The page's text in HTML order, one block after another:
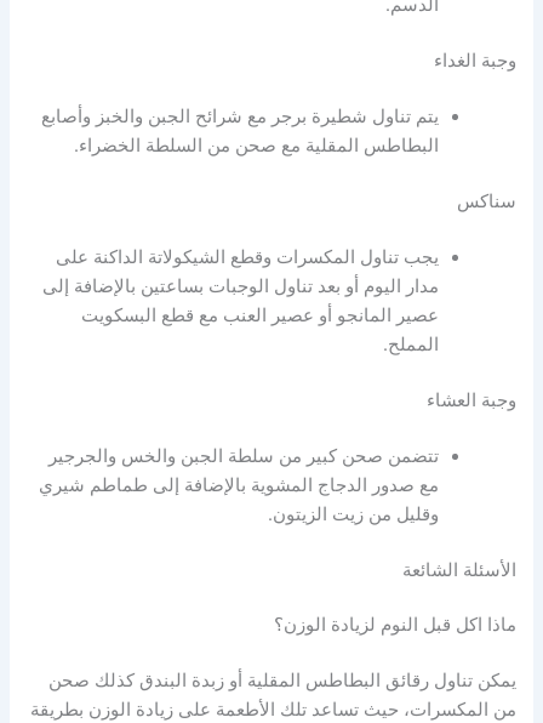
الدسم.
وجبة الغداء
يتم تناول شطيرة برجر مع شرائح الجبن والخبز وأصابع
البطاطس المقلية مع صحن من السلطة الخضراء.
سناكس
يجب تناول المكسرات وقطع الشيكولاتة الداكنة على
مدار اليوم أو بعد تناول الوجبات بساعتين بالإضافة إلى
عصير المانجو أو عصير العنب مع قطع البسكويت
المملح.
وجبة العشاء
تتضمن صحن كبير من سلطة الجبن والخس والجرجير
مع صدور الدجاج المشوية بالإضافة إلى طماطم شيري
وقليل من زيت الزيتون.
الأسئلة الشائعة
ماذا اكل قبل النوم لزيادة الوزن؟
يمكن تناول رقائق البطاطس المقلية أو زبدة البندق كذلك صحن
من المكسرات، حيث تساعد تلك الأطعمة على زيادة الوزن بطريقة